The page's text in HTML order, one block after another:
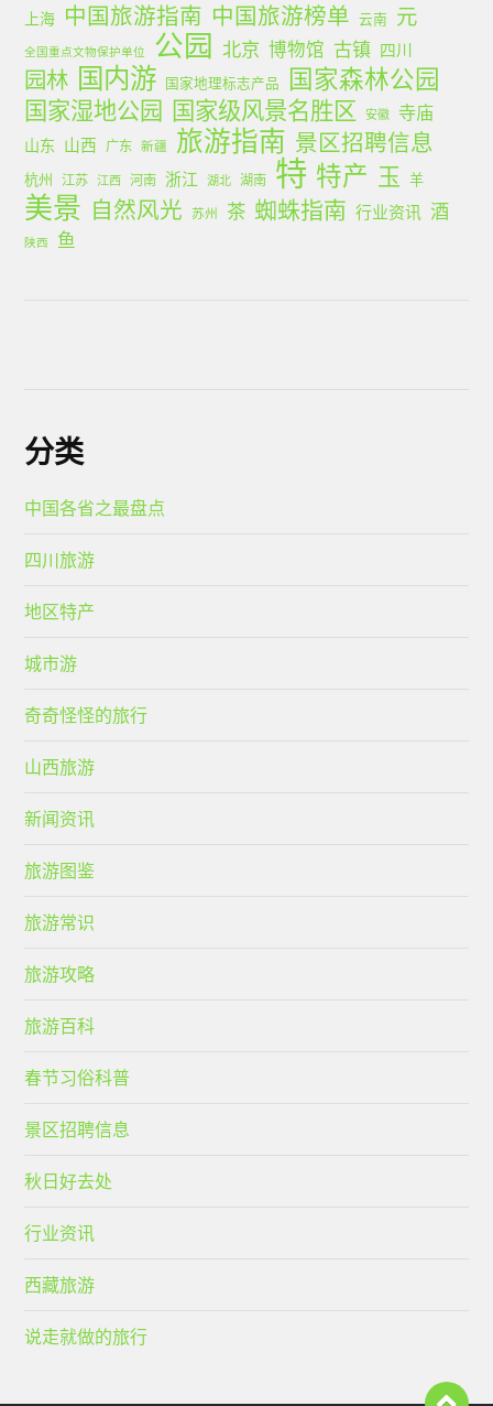
上海 中国旅游指南 中国旅游榜单 云南 元
全国重点文物保护单位 公园 北京 博物馆 古镇 四川
园林 国内游 国家地理标志产品 国家森林公园
国家湿地公园 国家级风景名胜区 安徽 寺庙
山东 山西 广东 新疆 旅游指南 景区招聘信息
杭州 江苏 江西 河南 浙江 湖北 湖南 特 特产 玉 羊
美景 自然风光 苏州 茶 蜘蛛指南 行业资讯 酒
陕西 鱼
分类
中国各省之最盘点
四川旅游
地区特产
城市游
奇奇怪怪的旅行
山西旅游
新闻资讯
旅游图鉴
旅游常识
旅游攻略
旅游百科
春节习俗科普
景区招聘信息
秋日好去处
行业资讯
西藏旅游
说走就做的旅行